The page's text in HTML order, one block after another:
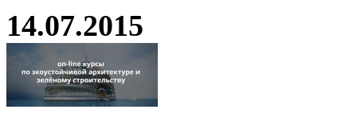
14.07.2015